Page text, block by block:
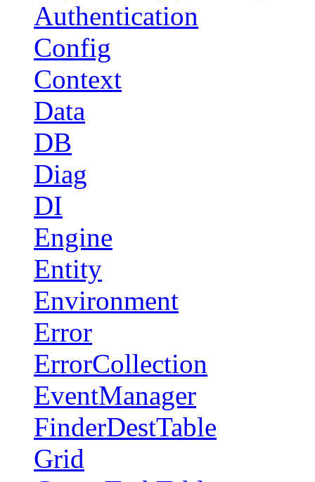
Authentication
Config
Context
Data
DB
Diag
DI
Engine
Entity
Environment
Error
ErrorCollection
EventManager
FinderDestTable
Grid